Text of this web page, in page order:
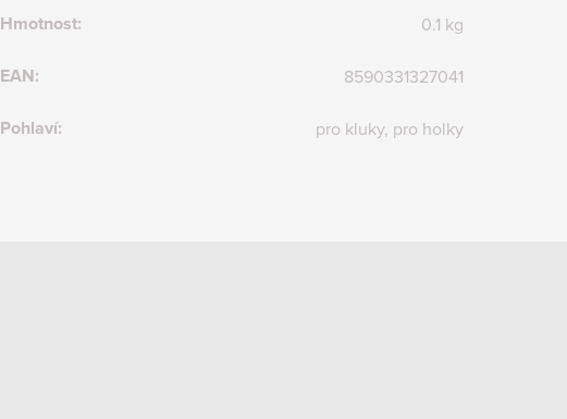
Hmotnost: 0.1 kg
EAN: 8590331327041
Pohlaví: pro kluky, pro holky